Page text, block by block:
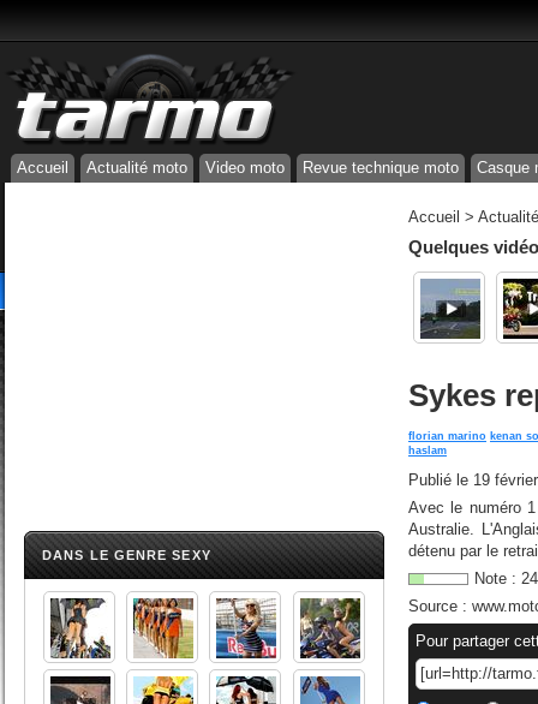
Accueil Actualité moto Video moto Revue technique moto Casque
DANS LE GENRE SEXY
Accueil >
Quelques
Sykes
florian marino kenan
haslam
Publié le 19
Avec le numéro
Australie.
détenu par le
Note : 24
Source :
Pour partager